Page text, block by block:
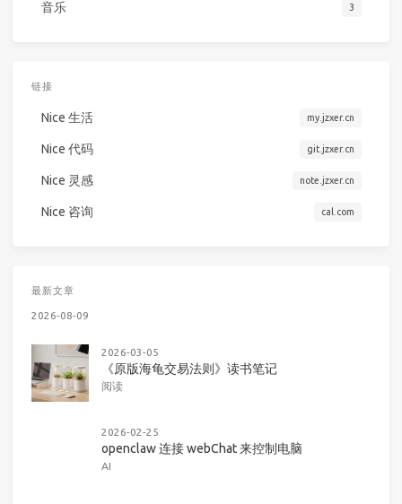
音乐 3
链接
Nice 生活 my.jzxer.cn
Nice 代码 git.jzxer.cn
Nice 灵感 note.jzxer.cn
Nice 咨询 cal.com
最新文章
2026-08-09
2026-03-05
《原版海龟交易法则》读书笔记
阅读
2026-02-25
openclaw 连接 webChat 来控制电脑
AI